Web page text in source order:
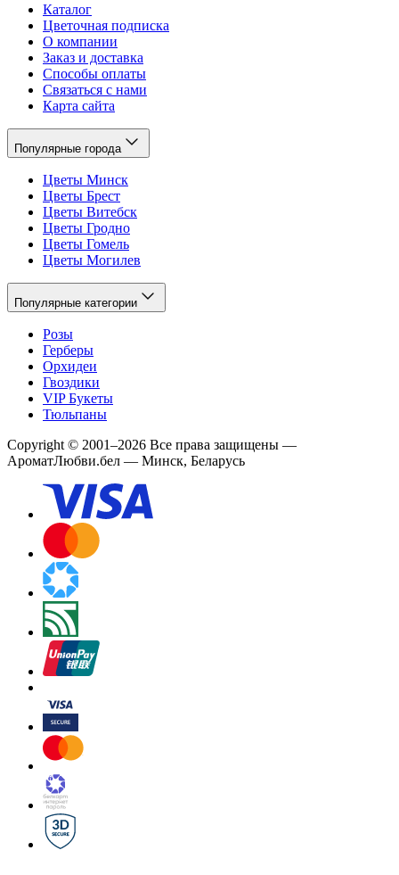
Каталог
Цветочная подписка
О компании
Заказ и доставка
Способы оплаты
Связаться с нами
Карта сайта
Популярные города
Цветы Минск
Цветы Брест
Цветы Витебск
Цветы Гродно
Цветы Гомель
Цветы Могилев
Популярные категории
Розы
Герберы
Орхидеи
Гвоздики
VIP Букеты
Тюльпаны
Copyright © 2001–2026 Все права защищены —
АроматЛюбви.бел — Минск, Беларусь